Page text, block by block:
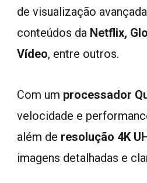
de visualização
conteúdos da Netflix,
Vídeo, entre outros.
Com um processador
velocidade e
além de resolução 4K
imagens detalhadas e